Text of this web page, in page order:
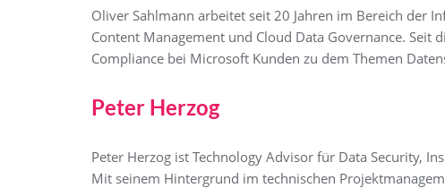
Oliver Sahlmann arbeitet seit 20 Jahren im Bereich der
Content Management und Cloud Data Governance. Seit
Compliance bei Microsoft Kunden zu dem Themen
Peter Herzog
Peter Herzog ist Technology Advisor für Data Security,
Mit seinem Hintergrund im technischen